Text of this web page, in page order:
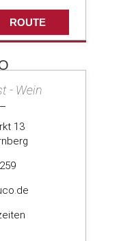
- Wein
13
ROUTE